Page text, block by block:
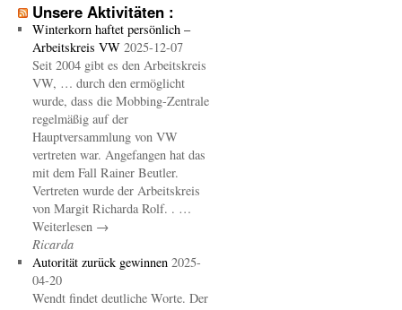
Unsere Aktivitäten :
Winterkorn haftet persönlich –
Arbeitskreis VW 2025-12-07
Seit 2004 gibt es den Arbeitskreis
VW, … durch den ermöglicht
wurde, dass die Mobbing-Zentrale
regelmäßig auf der
Hauptversammlung von VW
vertreten war. Angefangen hat das
mit dem Fall Rainer Beutler.
Vertreten wurde der Arbeitskreis
von Margit Richarda Rolf. . …
Weiterlesen →
Ricarda
Autorität zurück gewinnen 2025-
04-20
Wendt findet deutliche Worte. Der